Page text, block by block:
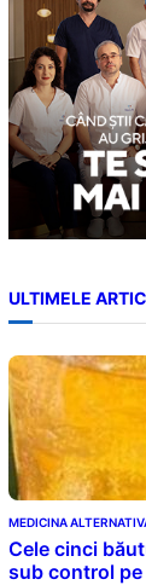
ULTIMELE
MEDICINA
Cele cinci
sub control